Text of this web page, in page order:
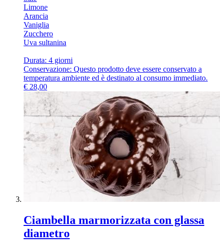
Limone
Arancia
Vaniglia
Zucchero
Uva sultanina
Durata: 4 giorni
Conservazione: Questo prodotto deve essere conservato a
temperatura ambiente ed è destinato al consumo immediato.
€ 28,00
Ciambella marmorizzata con glassa
diametro